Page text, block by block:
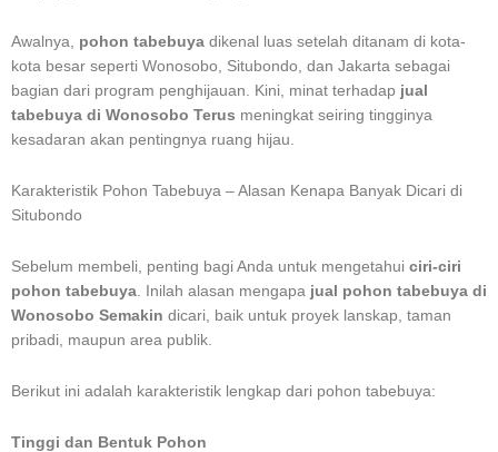
Awalnya, pohon tabebuya dikenal luas setelah ditanam di kota-
kota besar seperti Wonosobo, Situbondo, dan Jakarta sebagai
bagian dari program penghijauan. Kini, minat terhadap jual
tabebuya di Wonosobo Terus meningkat seiring tingginya
kesadaran akan pentingnya ruang hijau.
Karakteristik Pohon Tabebuya – Alasan Kenapa Banyak Dicari di
Situbondo
Sebelum membeli, penting bagi Anda untuk mengetahui ciri-ciri
pohon tabebuya . Inilah alasan mengapa jual pohon tabebuya di
Wonosobo Semakin dicari, baik untuk proyek lanskap, taman
pribadi, maupun area publik.
Berikut ini adalah karakteristik lengkap dari pohon tabebuya:
Tinggi dan Bentuk Pohon